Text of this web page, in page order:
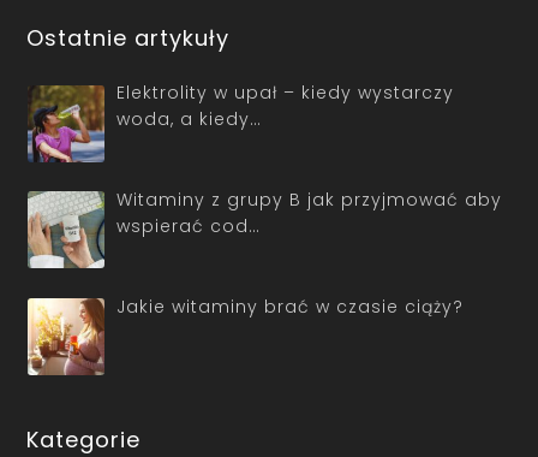
Ostatnie artykuły
Elektrolity w upał – kiedy wystarczy
woda, a kiedy…
Witaminy z grupy B jak przyjmować aby
wspierać cod…
Jakie witaminy brać w czasie ciąży?
Kategorie